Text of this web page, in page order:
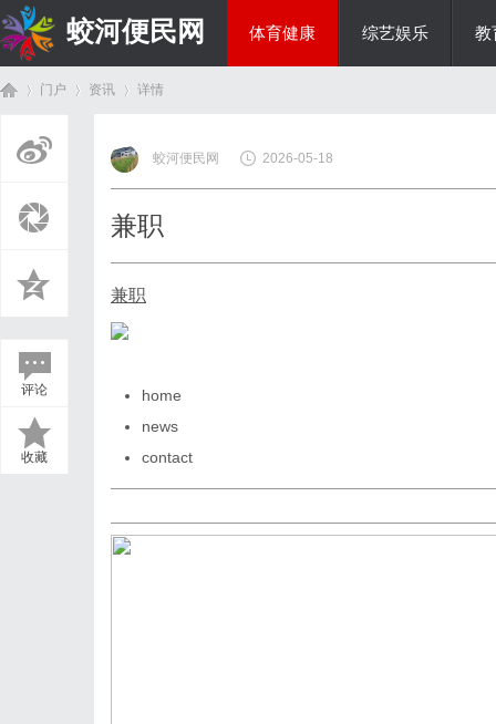
蛟河便民网 体育健康 综艺娱乐 教
门户 资讯
›
详情
评论
收藏
蛟河便民网 2026-05-18
兼职
兼职
home
news
contact